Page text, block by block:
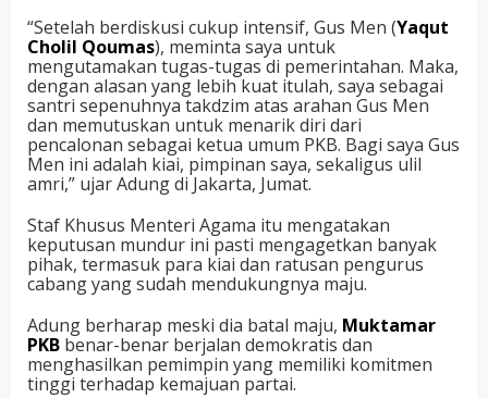
“Setelah berdiskusi cukup intensif, Gus Men (Yaqut
Cholil Qoumas), meminta saya untuk
mengutamakan tugas-tugas di pemerintahan. Maka,
dengan alasan yang lebih kuat itulah, saya sebagai
santri sepenuhnya takdzim atas arahan Gus Men
dan memutuskan untuk menarik diri dari
pencalonan sebagai ketua umum PKB. Bagi saya Gus
Men ini adalah kiai, pimpinan saya, sekaligus ulil
amri,” ujar Adung di Jakarta, Jumat.
Staf Khusus Menteri Agama itu mengatakan
keputusan mundur ini pasti mengagetkan banyak
pihak, termasuk para kiai dan ratusan pengurus
cabang yang sudah mendukungnya maju.
Adung berharap meski dia batal maju, Muktamar
PKB benar-benar berjalan demokratis dan
menghasilkan pemimpin yang memiliki komitmen
tinggi terhadap kemajuan partai.